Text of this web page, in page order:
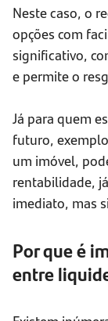
Neste caso, o
opções com
significativo,
e permite o
Já para quem
futuro,
um imóvel,
rentabilidade,
imediato, mas
Por que é
entre